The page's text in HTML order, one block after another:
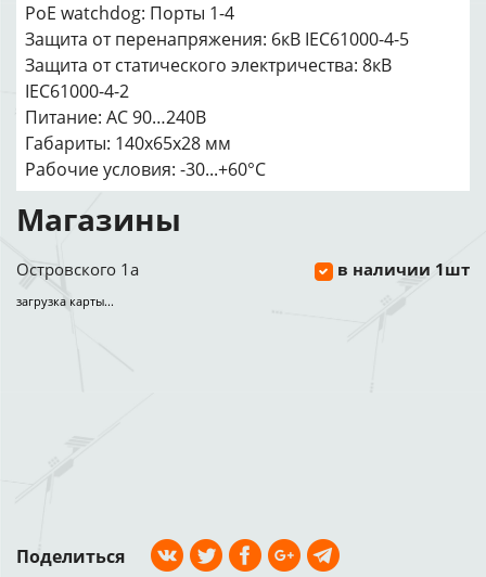
PoE watchdog: Порты 1-4
Защита от перенапряжения: 6кВ IEC61000-4-5
Защита от статического электричества: 8кВ
IEC61000-4-2
Питание: AC 90…240В
Габариты: 140х65х28 мм
Рабочие условия: -30...+60°С
Магазины
Островского 1а в наличии 1шт
загрузка карты...
Поделиться